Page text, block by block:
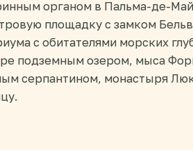
органом в Пальма-де-
площадку с замком
с обитателями морских
подземным озером, мыса
серпантином, монастыря